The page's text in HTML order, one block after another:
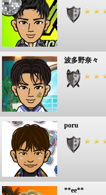
波多野奈々
poru
**ee**